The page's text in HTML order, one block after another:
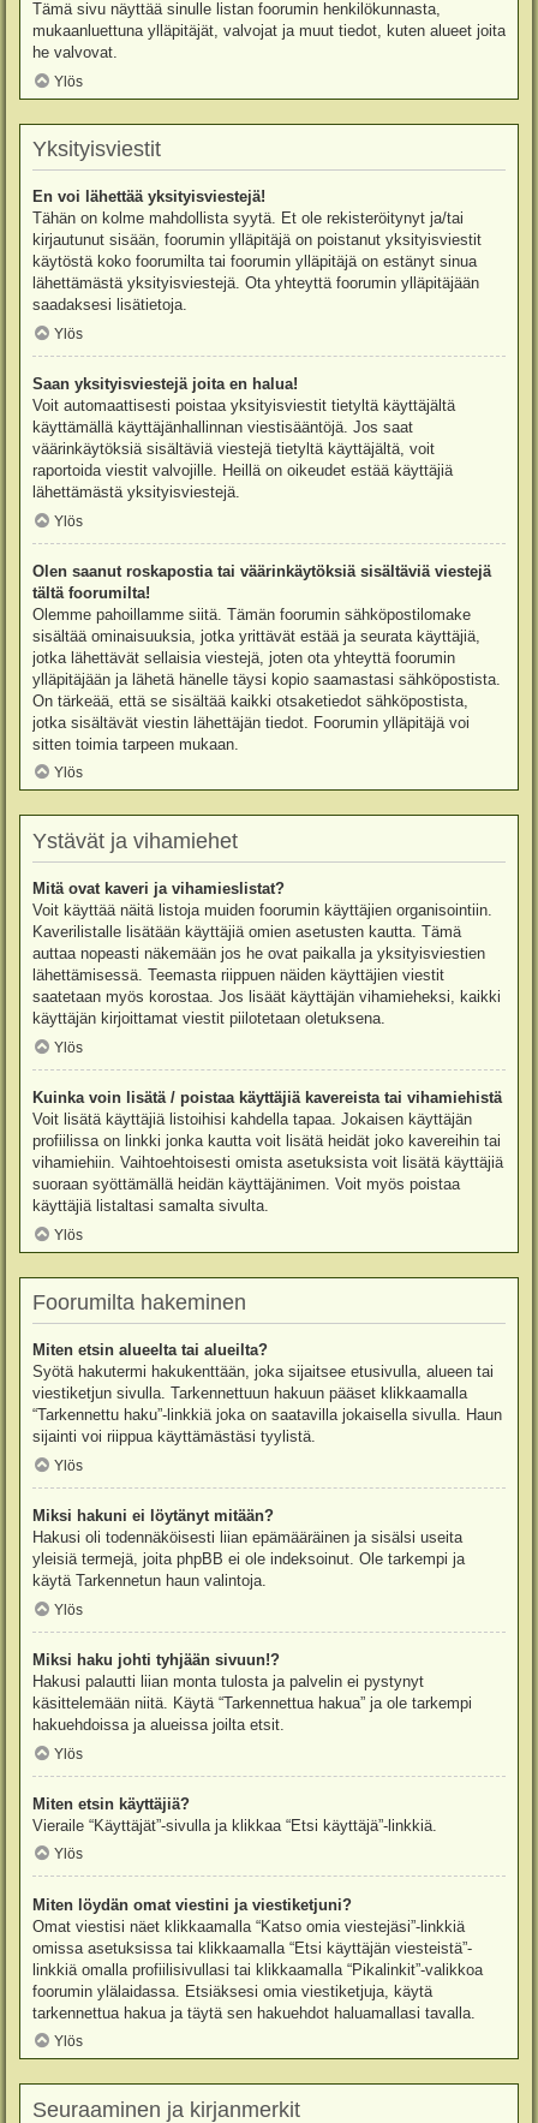
Tämä sivu näyttää sinulle listan foorumin henkilökunnasta,
mukaanluettuna ylläpitäjät, valvojat ja muut tiedot, kuten alueet joita
he valvovat.
Ylös
Yksityisviestit
En voi lähettää yksityisviestejä!
Tähän on kolme mahdollista syytä. Et ole rekisteröitynyt ja/tai
kirjautunut sisään, foorumin ylläpitäjä on poistanut yksityisviestit
käytöstä koko foorumilta tai foorumin ylläpitäjä on estänyt sinua
lähettämästä yksityisviestejä. Ota yhteyttä foorumin ylläpitäjään
saadaksesi lisätietoja.
Ylös
Saan yksityisviestejä joita en halua!
Voit automaattisesti poistaa yksityisviestit tietyltä käyttäjältä
käyttämällä käyttäjänhallinnan viestisääntöjä. Jos saat
väärinkäytöksiä sisältäviä viestejä tietyltä käyttäjältä, voit
raportoida viestit valvojille. Heillä on oikeudet estää käyttäjiä
lähettämästä yksityisviestejä.
Ylös
Olen saanut roskapostia tai väärinkäytöksiä sisältäviä viestejä
tältä foorumilta!
Olemme pahoillamme siitä. Tämän foorumin sähköpostilomake
sisältää ominaisuuksia, jotka yrittävät estää ja seurata käyttäjiä,
jotka lähettävät sellaisia viestejä, joten ota yhteyttä foorumin
ylläpitäjään ja lähetä hänelle täysi kopio saamastasi sähköpostista.
On tärkeää, että se sisältää kaikki otsaketiedot sähköpostista,
jotka sisältävät viestin lähettäjän tiedot. Foorumin ylläpitäjä voi
sitten toimia tarpeen mukaan.
Ylös
Ystävät ja vihamiehet
Mitä ovat kaveri ja vihamieslistat?
Voit käyttää näitä listoja muiden foorumin käyttäjien organisointiin.
Kaverilistalle lisätään käyttäjiä omien asetusten kautta. Tämä
auttaa nopeasti näkemään jos he ovat paikalla ja yksityisviestien
lähettämisessä. Teemasta riippuen näiden käyttäjien viestit
saatetaan myös korostaa. Jos lisäät käyttäjän vihamieheksi, kaikki
käyttäjän kirjoittamat viestit piilotetaan oletuksena.
Ylös
Kuinka voin lisätä / poistaa käyttäjiä kavereista tai vihamiehistä
Voit lisätä käyttäjiä listoihisi kahdella tapaa. Jokaisen käyttäjän
profiilissa on linkki jonka kautta voit lisätä heidät joko kavereihin tai
vihamiehiin. Vaihtoehtoisesti omista asetuksista voit lisätä käyttäjiä
suoraan syöttämällä heidän käyttäjänimen. Voit myös poistaa
käyttäjiä listaltasi samalta sivulta.
Ylös
Foorumilta hakeminen
Miten etsin alueelta tai alueilta?
Syötä hakutermi hakukenttään, joka sijaitsee etusivulla, alueen tai
viestiketjun sivulla. Tarkennettuun hakuun pääset klikkaamalla
“Tarkennettu haku”-linkkiä joka on saatavilla jokaisella sivulla. Haun
sijainti voi riippua käyttämästäsi tyylistä.
Ylös
Miksi hakuni ei löytänyt mitään?
Hakusi oli todennäköisesti liian epämääräinen ja sisälsi useita
yleisiä termejä, joita phpBB ei ole indeksoinut. Ole tarkempi ja
käytä Tarkennetun haun valintoja.
Ylös
Miksi haku johti tyhjään sivuun!?
Hakusi palautti liian monta tulosta ja palvelin ei pystynyt
käsittelemään niitä. Käytä “Tarkennettua hakua” ja ole tarkempi
hakuehdoissa ja alueissa joilta etsit.
Ylös
Miten etsin käyttäjiä?
Vieraile “Käyttäjät”-sivulla ja klikkaa “Etsi käyttäjä”-linkkiä.
Ylös
Miten löydän omat viestini ja viestiketjuni?
Omat viestisi näet klikkaamalla “Katso omia viestejäsi”-linkkiä
omissa asetuksissa tai klikkaamalla “Etsi käyttäjän viesteistä”-
linkkiä omalla profiilisivullasi tai klikkaamalla “Pikalinkit”-valikkoa
foorumin ylälaidassa. Etsiäksesi omia viestiketjuja, käytä
tarkennettua hakua ja täytä sen hakuehdot haluamallasi tavalla.
Ylös
Seuraaminen ja kirjanmerkit